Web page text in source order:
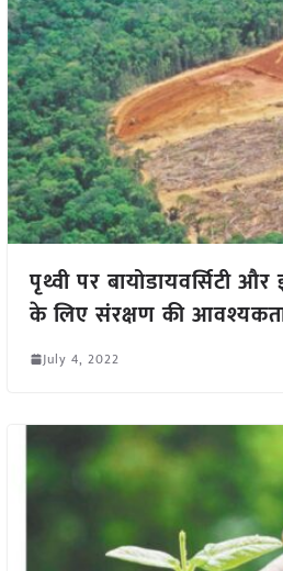
पृथ्वी पर बायोडायवर्सिटी
के लिए संरक्षण की
July 4, 2022